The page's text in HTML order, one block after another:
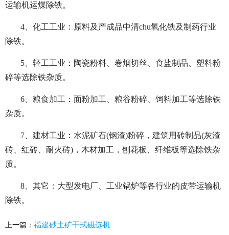
运输机运煤除铁。
4、化工工业：原料及产成品中清chu氧化铁及制药行业
除铁。
5、轻工工业：陶瓷粉料、卷烟切丝、食盐制品、塑料粉
碎等选除铁杂质。
6、粮食加工：面粉加工、粮谷粉碎、饲料加工等选除铁
杂质。
7、建材工业：水泥矿石(钢渣)粉碎，建筑用砖制品(灰渣
砖、红砖、耐火砖)，木材加工，刨花板、纤维板等选除铁杂
质。
8、其它：大型发电厂、工业锅炉等各行业的皮带运输机
除铁。
上一篇： 福建砂土矿干式磁选机